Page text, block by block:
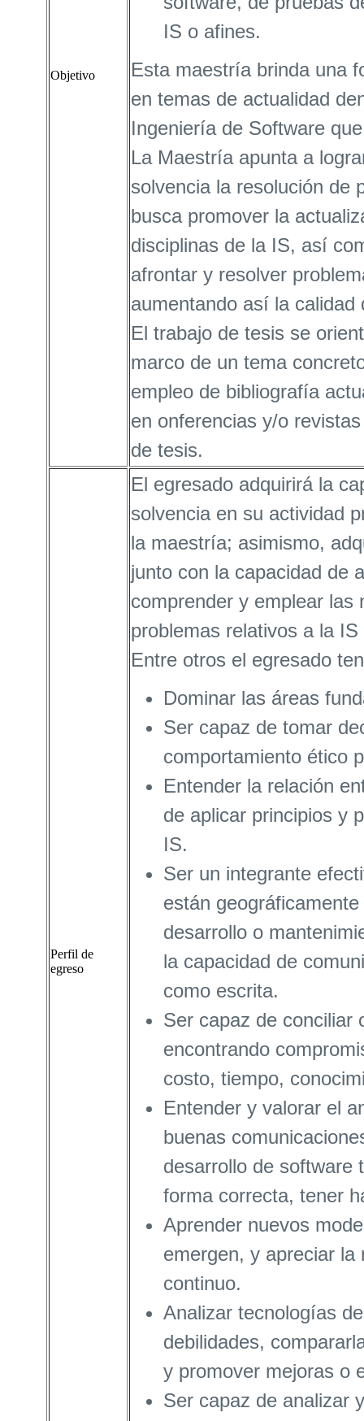
Objetivo
IS o afines.
Esta maestría brinda una
en temas de actualidad
Ingeniería de Software
La Maestría apunta a
solvencia la resolución de
busca promover la
disciplinas de la IS, así
afrontar y resolver
aumentando así la
El trabajo de tesis se
marco de un tema
empleo de bibliografía
en onferencias y/o
de tesis.
Perfil de
egreso
El egresado adquirirá la
solvencia en su actividad
la maestría; asimismo,
junto con la capacidad de
comprender y emplear las
problemas relativos a la
Entre otros el egresado
Dominar las áreas
Ser capaz de tomar
comportamiento ético
Entender la relación
de aplicar principios y
IS.
Ser un integrante
están
desarrollo o
la capacidad de
como escrita.
Ser capaz de conciliar
encontrando
costo, tiempo,
Entender y valorar el
buenas
desarrollo de software
forma correcta, tener
Aprender nuevos
emergen, y apreciar la
continuo.
Analizar tecnologías
debilidades,
y promover mejoras o
Ser capaz de analizar